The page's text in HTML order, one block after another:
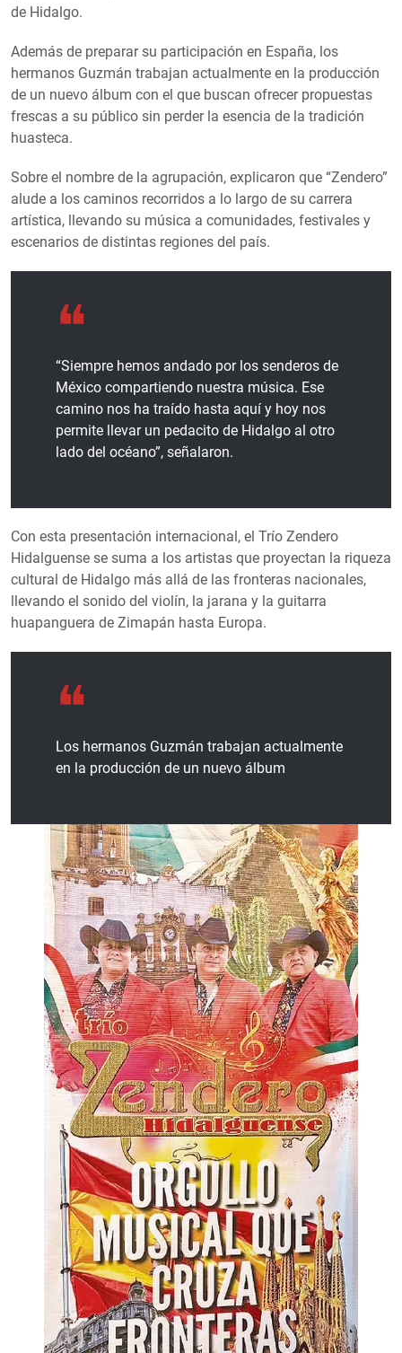
de Hidalgo.
Además de preparar su participación en España, los
hermanos Guzmán trabajan actualmente en la producción
de un nuevo álbum con el que buscan ofrecer propuestas
frescas a su público sin perder la esencia de la tradición
huasteca.
Sobre el nombre de la agrupación, explicaron que “Zendero”
alude a los caminos recorridos a lo largo de su carrera
artística, llevando su música a comunidades, festivales y
escenarios de distintas regiones del país.
“Siempre hemos andado por los senderos de
México compartiendo nuestra música. Ese
camino nos ha traído hasta aquí y hoy nos
permite llevar un pedacito de Hidalgo al otro
lado del océano”, señalaron.
Con esta presentación internacional, el Trío Zendero
Hidalguense se suma a los artistas que proyectan la riqueza
cultural de Hidalgo más allá de las fronteras nacionales,
llevando el sonido del violín, la jarana y la guitarra
huapanguera de Zimapán hasta Europa.
Los hermanos Guzmán trabajan actualmente
en la producción de un nuevo álbum